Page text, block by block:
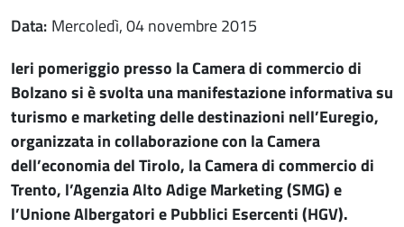
Data
mercoledì, 04 novembre 2015
Ieri pomeriggio presso la Camera di commercio di
Bolzano si è svolta una manifestazione informativa su
turismo e marketing delle destinazioni nell’Euregio,
organizzata in collaborazione con la Camera
dell’economia del Tirolo, la Camera di commercio di
Trento, l’Agenzia Alto Adige Marketing (SMG) e
l’Unione Albergatori e Pubblici Esercenti (HGV).